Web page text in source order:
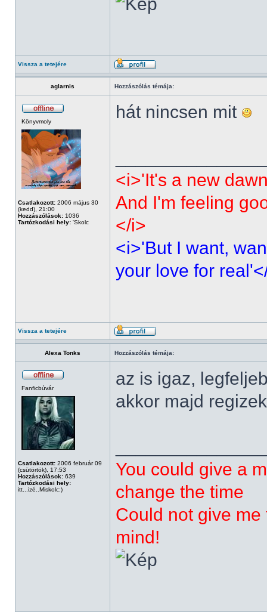
Vissza a tetejére
aglarnis Hozzászólás témája:
Könyvmoly
Csatlakozott: 2006 május 30
(kedd), 21:00
Hozzászólások: 1036
Tartózkodási hely: 'Skolc
hát nincsen mit
<i>'It's a new
And I'm feeling
</i>
<i>'But I want,
your love for
Vissza a tetejére
Alexa Tonks Hozzászólás témája:
Fanficbúvár
Csatlakozott: 2006 február 09
(csütörtök), 17:53
Hozzászólások: 639
Tartózkodási hely:
itt...izé..Miskolc:)
az is igaz,
akkor majd
You could give a
change the time
Could not give
mind!